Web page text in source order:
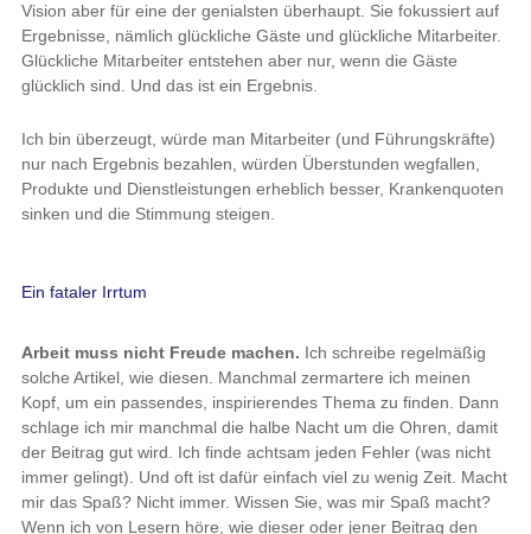
Vision aber für eine der genialsten überhaupt. Sie fokussiert auf
Ergebnisse, nämlich glückliche Gäste und glückliche Mitarbeiter.
Glückliche Mitarbeiter entstehen aber nur, wenn die Gäste
glücklich sind. Und das ist ein Ergebnis.
Ich bin überzeugt, würde man Mitarbeiter (und Führungskräfte)
nur nach Ergebnis bezahlen, würden Überstunden wegfallen,
Produkte und Dienstleistungen erheblich besser, Krankenquoten
sinken und die Stimmung steigen.
Ein fataler Irrtum
Arbeit muss nicht Freude machen. Ich schreibe regelmäßig
solche Artikel, wie diesen. Manchmal zermartere ich meinen
Kopf, um ein passendes, inspirierendes Thema zu finden. Dann
schlage ich mir manchmal die halbe Nacht um die Ohren, damit
der Beitrag gut wird. Ich finde achtsam jeden Fehler (was nicht
immer gelingt). Und oft ist dafür einfach viel zu wenig Zeit. Macht
mir das Spaß? Nicht immer. Wissen Sie, was mir Spaß macht?
Wenn ich von Lesern höre, wie dieser oder jener Beitrag den